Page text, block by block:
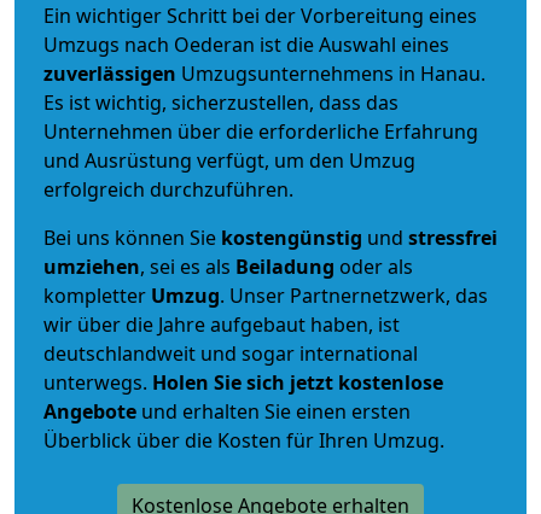
Ein wichtiger Schritt bei der Vorbereitung eines
Umzugs nach Oederan ist die Auswahl eines
zuverlässigen Umzugsunternehmens in Hanau.
Es ist wichtig, sicherzustellen, dass das
Unternehmen über die erforderliche Erfahrung
und Ausrüstung verfügt, um den Umzug
erfolgreich durchzuführen.
Bei uns können Sie kostengünstig und stressfrei
umziehen, sei es als Beiladung oder als
kompletter Umzug. Unser Partnernetzwerk, das
wir über die Jahre aufgebaut haben, ist
deutschlandweit und sogar international
unterwegs. Holen Sie sich jetzt kostenlose
Angebote und erhalten Sie einen ersten
Überblick über die Kosten für Ihren Umzug.
Kostenlose Angebote erhalten